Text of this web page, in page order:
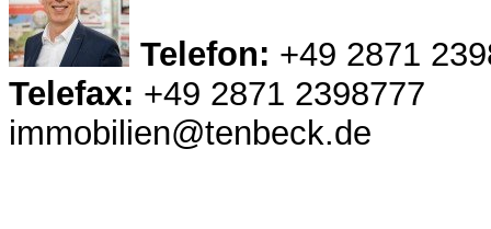
Telefon: +49 2871
Telefax: +49 2871 2398777
immobilien@tenbeck.de